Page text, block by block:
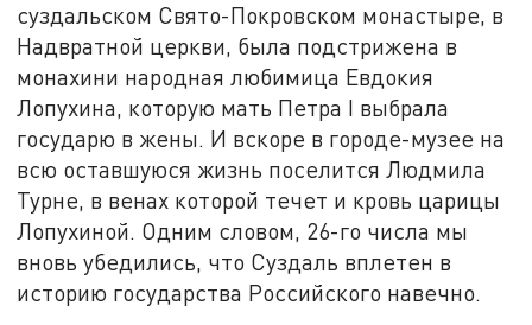
суздальском Свято-Покровском монастыре, в
Надвратной церкви, была подстрижена в
монахини народная любимица Евдокия
Лопухина, которую мать Петра I выбрала
государю в жены. И вскоре в городе-музее на
всю оставшуюся жизнь поселится Людмила
Турне, в венах которой течет и кровь царицы
Лопухиной. Одним словом, 26-го числа мы
вновь убедились, что Суздаль вплетен в
историю государства Российского навечно.